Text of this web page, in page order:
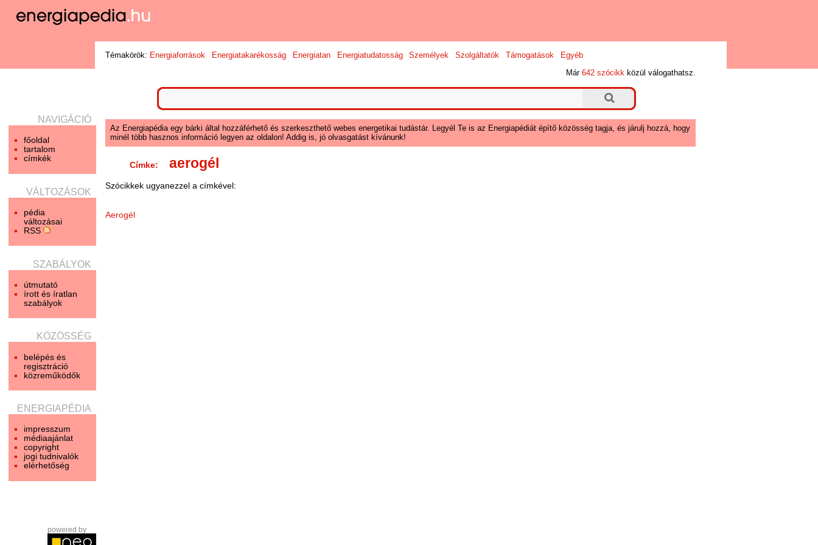
NAVIGÁCIÓ
főoldal
tartalom
címkék
VÁLTOZÁSOK
pédia
változásai
RSS
SZABÁLYOK
útmutató
írott és íratlan
szabályok
KÖZÖSSÉG
belépés és
regisztráció
közreműködők
ENERGIAPÉDIA
impresszum
médiaajánlat
copyright
jogi tudnivalók
elérhetőség
powered by
Témakörök: Energiaforrások Energiatakarékosság Energiatan Energiatudatosság Személyek Szolgáltatók Támogatások
Egyéb
Már642 szócikk közül válogathatsz.
Az Energiapédia egy bárki által hozzáférhető és szerkeszthető webes energetikai tudástár. Legyél Te is az Energiapédiát építő közösség tagja, és járulj hozzá, hogy
minél több hasznos információ legyen az oldalon! Addig is, jó olvasgatást kívánunk!
Címke: aerogél
Szócikkek ugyanezzel a címkével:
Aerogél